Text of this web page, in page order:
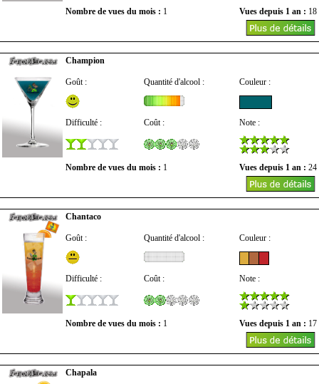
Nombre de vues du mois : 1 Vues depuis 1 an : 18
Champion
Goût : Quantité d'alcool : Couleur :
Difficulté : Coût : Note :
Nombre de vues du mois : 1 Vues depuis 1 an : 24
Chantaco
Goût : Quantité d'alcool : Couleur :
Difficulté : Coût : Note :
Nombre de vues du mois : 1 Vues depuis 1 an : 17
Chapala